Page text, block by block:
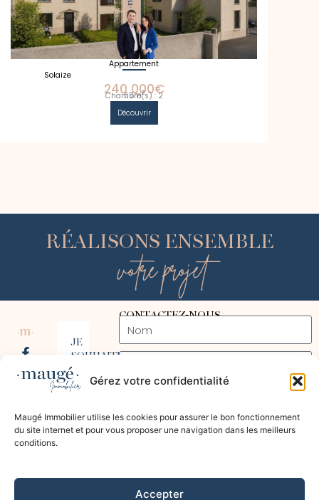
Gérez votre confidentialité
Maugé Immobilier utilise les cookies pour assurer le bon fonctionnement
du site internet et pour vous proposer une navigation dans les meilleurs
conditions.
Accepter
Appartement
Solaize
240 000€
Chambre(s) : 2
63m2
Découvrir
RÉALISONS ENSEMBLE
votre projet
JE
SOUHAITE
VENDRE
OU
12
24
CONTACTEZ-NOUS